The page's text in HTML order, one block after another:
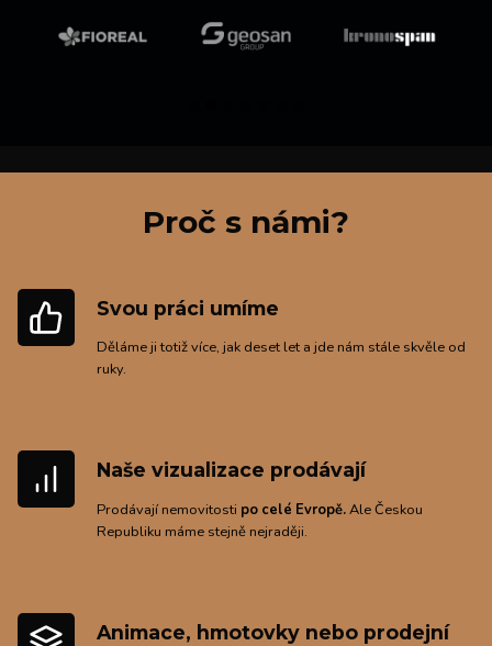
Proč s námi?
Svou práci umíme
Děláme ji totiž více, jak deset let a jde nám stále skvěle od
ruky.
Naše vizualizace prodávají
Prodávají nemovitosti po celé Evropě.Ale Českou
Republiku máme stejně nejraději.
Animace, hmotovky nebo prodejní